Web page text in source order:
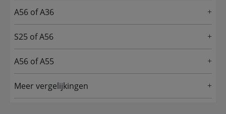
A56 of A36
S25 of A56
A56 of A55
Meer vergelijkingen